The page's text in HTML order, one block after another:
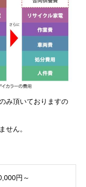
み頂いておりますの
せん。
円～